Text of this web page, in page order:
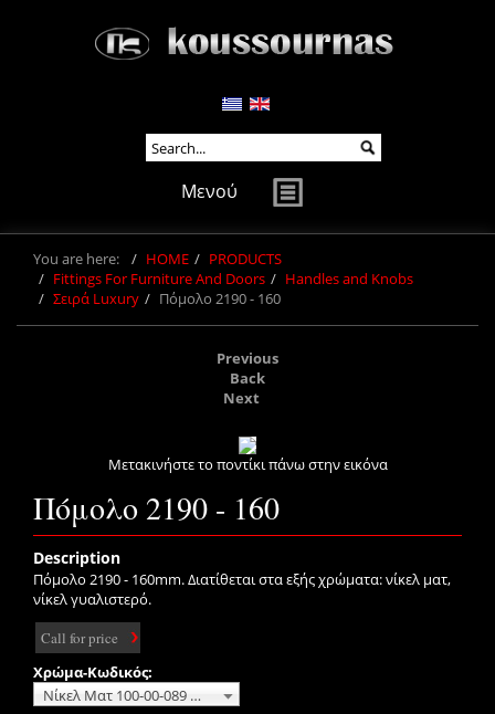
Μενού
You are here: HOME
PRODUCTS
Fittings For Furniture And Doors
Handles and Knobs
Σειρά Luxury
Πόμολο 2190 - 160
Previous
Back
Next
Μετακινήστε το ποντίκι πάνω στην εικόνα
Πόμολο 2190 - 160
Description
Πόμολο 2190 - 160mm. Διατίθεται στα εξής χρώματα: νίκελ ματ,
νίκελ γυαλιστερό.
Call for price
Χρώμα-Κωδικός:
Νίκελ Ματ 100-00-089 No additional charge